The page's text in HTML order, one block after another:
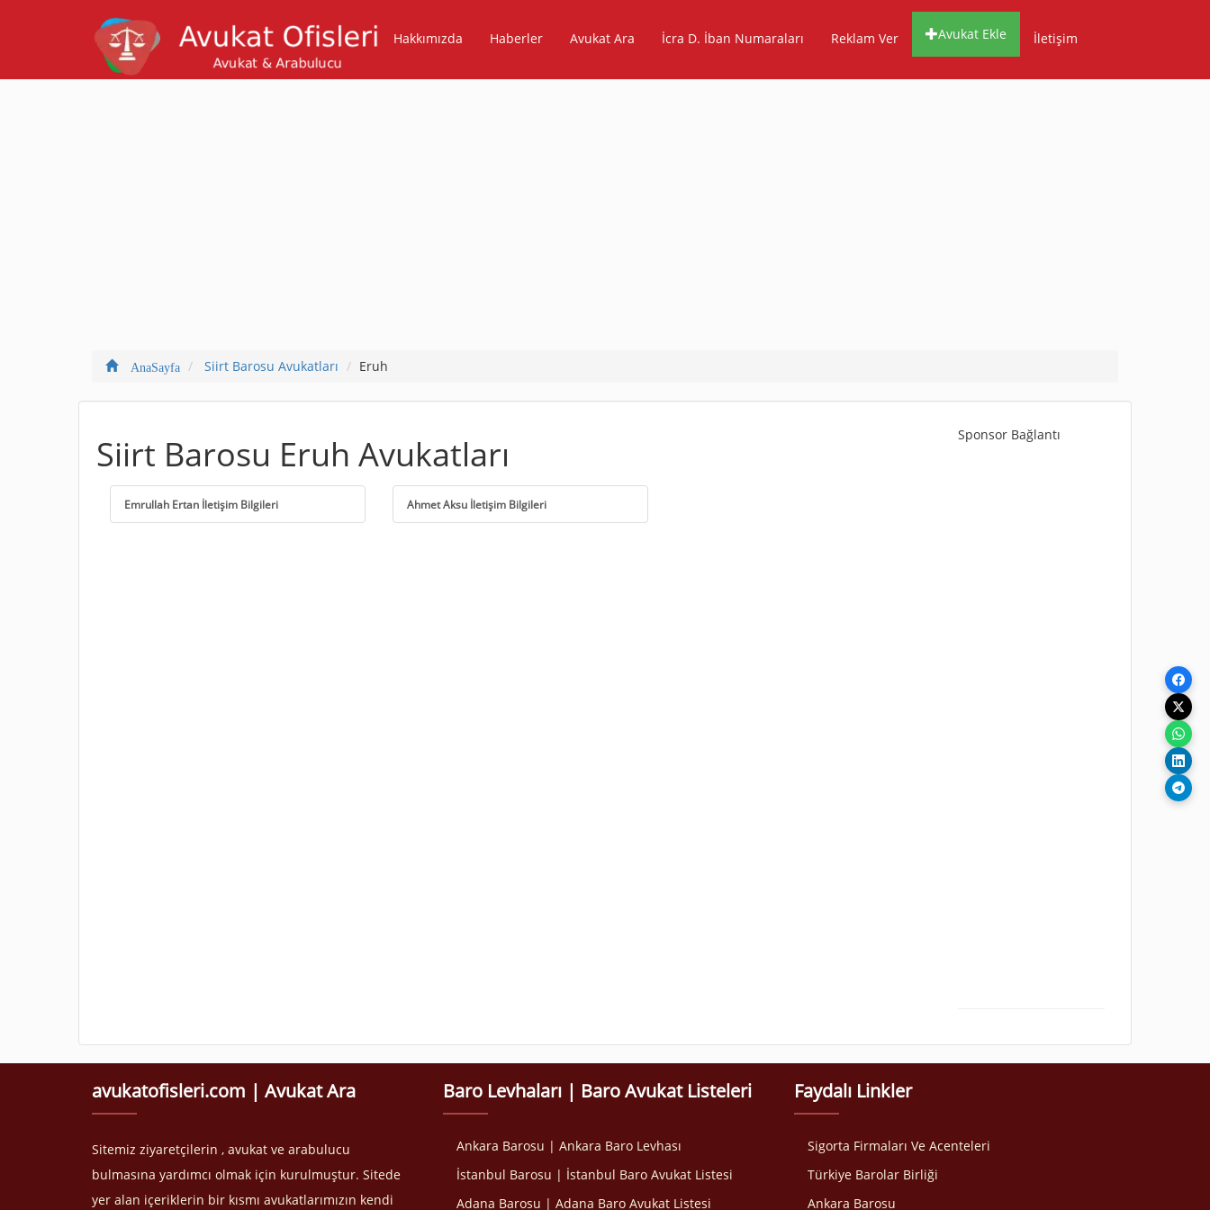
Hakkımızda Haberler Avukat Ara İcra D. İban Numaraları Reklam Ver Avukat Ekle İletişim
AnaSayfa Siirt Barosu Avukatları Eruh
Siirt Barosu Eruh Avukatları
Emrullah Ertan İletişim Bilgileri Ahmet Aksu İletişim Bilgileri
Sponsor Bağlantı
avukatofisleri.com | Avukat Ara
Sitemiz ziyaretçilerin , avukat ve arabulucu
bulmasına yardımcı olmak için kurulmuştur. Sitede
yer alan içeriklerin bir kısmı avukatlarımızın kendi
Baro Levhaları | Baro Avukat Listeleri
Ankara Barosu | Ankara Baro Levhası
İstanbul Barosu | İstanbul Baro Avukat Listesi
Adana Barosu | Adana Baro Avukat Listesi
Faydalı Linkler
Sigorta Firmaları Ve Acenteleri
Türkiye Barolar Birliği
Ankara Barosu